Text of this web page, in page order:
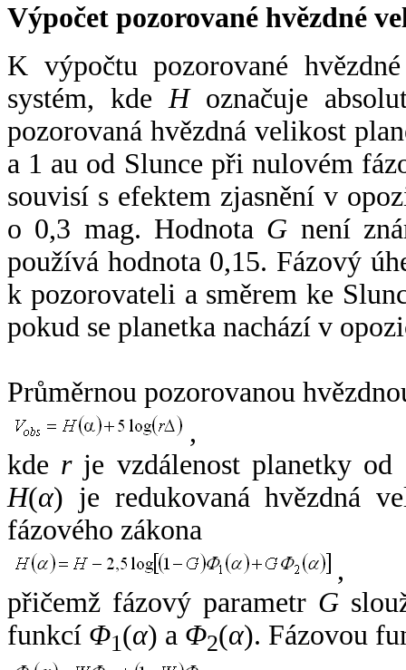
Výpočet pozorované hvězdné
K výpočtu pozorované
systém, kde Hoznačuje
pozorovaná hvězdná velikost
a 1 au od Slunce při nulovém
souvisí s efektem zjasnění v
o 0,3 mag. Hodnota G není
používá hodnota 0,15. Fázový
k pozorovateli a směrem ke
pokud se planetka nachází v
Průměrnou pozorovanou
,
kde rje vzdálenost planetky od
H(α) je redukovaná hvězdná
fázového zákona
,
přičemž fázový parametr G
funkcí Φ1(α) a Φ2(α). Fázovou